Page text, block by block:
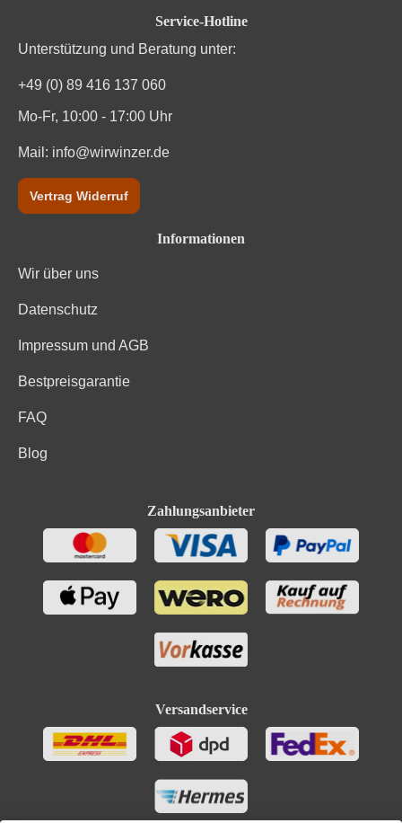
Region
Traubenfarbe
Service-Hotline
Unterstützung und Beratung unter:
+49 (0) 89 416 137 060
Mo-Fr, 10:00 - 17:00 Uhr
Mail: info@wirwinzer.de
Vertrag Widerruf
Informationen
Wir über uns
Datenschutz
Impressum und AGB
Bestpreisgarantie
FAQ
Blog
Zahlungsanbieter
Versandservice